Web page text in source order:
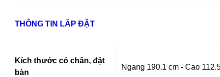
THÔNG TIN LẮP ĐẶT
Kích thước có chân, đặt
bàn
Ngang 190.1 cm - Cao